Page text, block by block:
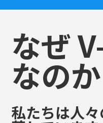
なぜ
なのか
私たちは人々
革しています